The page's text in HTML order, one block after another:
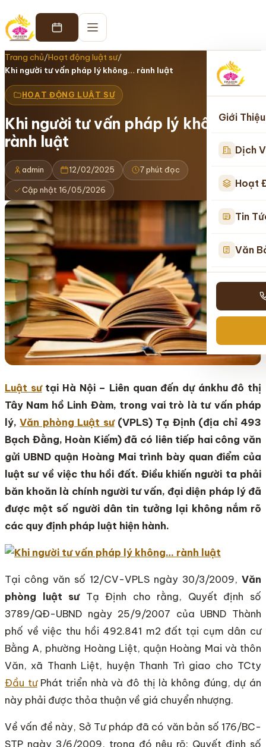
Giới Thiệu
Dịch
Hoạt
Tin
Văn
Trang chủ/Hoạt động luật sư/
Khi người tư vấn pháp lý không… rành luật
HOẠT ĐỘNG LUẬT SƯ
Khi người tư vấn pháp lý không…
rành luật
admin 12/02/2025 7 phút đọc
Cập nhật 16/05/2026
Luật sưtại Hà Nội – Liên quan đến dự ánkhu đô thị
Tây Nam hồ Linh Đàm, trong vai trò là tư vấn pháp
lý,Văn phòng Luật sư(VPLS) Tạ Định (địa chỉ 493
Bạch Đằng, Hoàn Kiếm) đã có liên tiếp hai công văn
gửi UBND quận Hoàng Mai trình bày quan điểm của
luật sư về việc thu hồi đất. Điều khiến người ta phải
băn khoăn là chính người tư vấn, đại diện pháp lý đã
được một số người dân tin tưởng lại không nắm rõ
các quy định pháp luật hiện hành.
Tại công văn số 12/CV-VPLS ngày 30/3/2009, Văn
phòng luật sưTạ Định cho rằng, Quyết định số
3789/QĐ-UBND ngày 25/9/2007 của UBND Thành
phố về việc thu hồi 492.841 m2 đất tại cụm dân cư
Bằng A, phường Hoàng Liệt, quận Hoàng Mai và thôn
Văn, xã Thanh Liệt, huyện Thanh Trì giao cho TCty
Đầu tưPhát triển nhà và đô thị là không đúng, dự án
này phải được thỏa thuận về giá chuyển nhượng.
Về vấn đề này, Sở Tư pháp đã có văn bản số 176/BC-
STP ngày 3/6/2009, trong đó nêu rõ: Quyết định số